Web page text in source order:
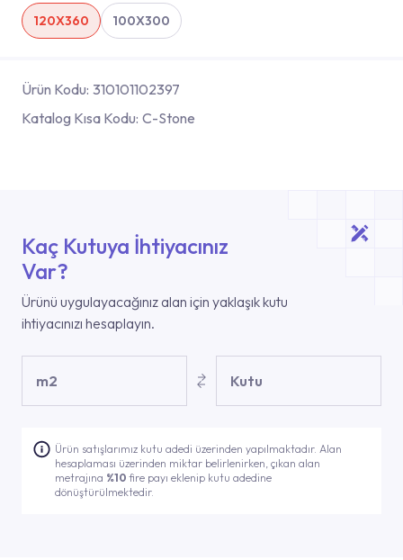
120X360 100X300
Ürün Kodu: 310101102397
Katalog Kısa Kodu: C-Stone
Kaç Kutuya İhtiyacınız
Var?
Ürünü uygulayacağınız alan için yaklaşık kutu
ihtiyacınızı hesaplayın.
m2 Kutu
Ürün satışlarımız kutu adedi üzerinden yapılmaktadır. Alan
hesaplaması üzerinden miktar belirlenirken, çıkan alan
metrajına %10fire payı eklenip kutu adedine
dönüştürülmektedir.